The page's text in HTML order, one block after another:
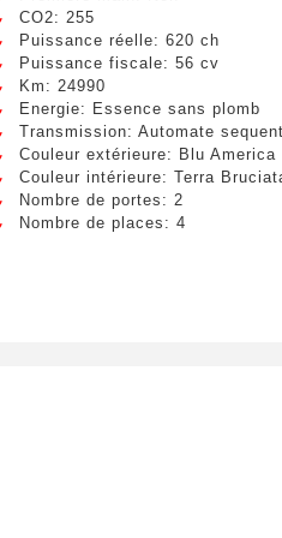
CO2: 255
Puissance réelle: 620 ch
Puissance fiscale: 56 cv
Km: 24990
Energie: Essence sans plomb
Transmission: Automate
Couleur extérieure: Blu America
Couleur intérieure: Terra
Nombre de portes: 2
Nombre de places: 4